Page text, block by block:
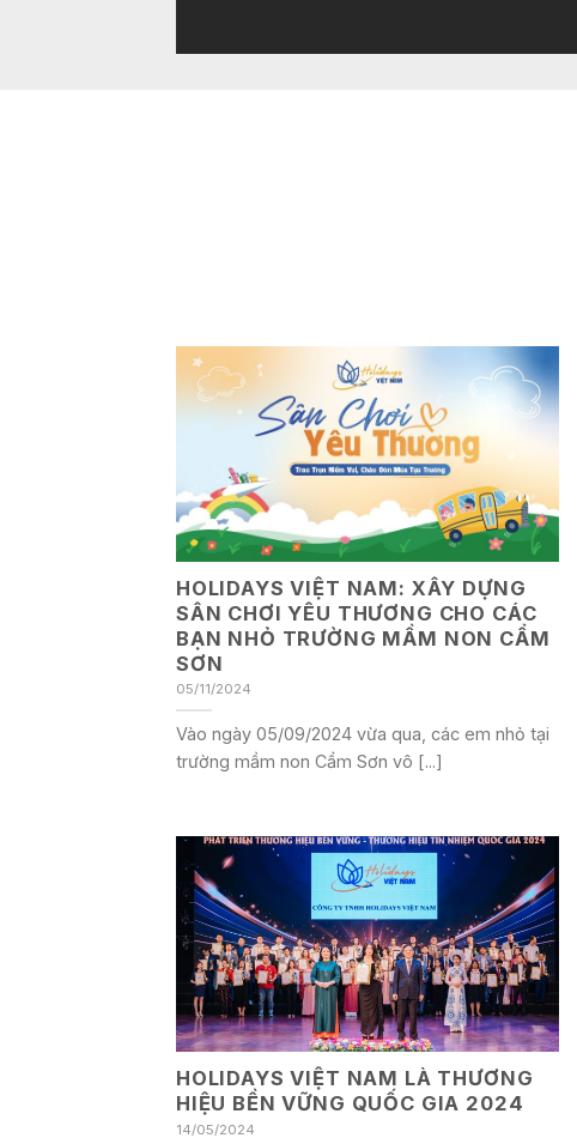
HOLIDAYS VIỆT NAM: XÂY DỰNG
SÂN CHƠI YÊU THƯƠNG CHO CÁC
BẠN NHỎ TRƯỜNG MẦM NON CẨM
SƠN
05/11/2024
Vào ngày 05/09/2024 vừa qua, các em nhỏ tại
trường mầm non Cẩm Sơn vô [...]
HOLIDAYS VIỆT NAM LÀ THƯƠNG
HIỆU BỀN VỮNG QUỐC GIA 2024
14/05/2024